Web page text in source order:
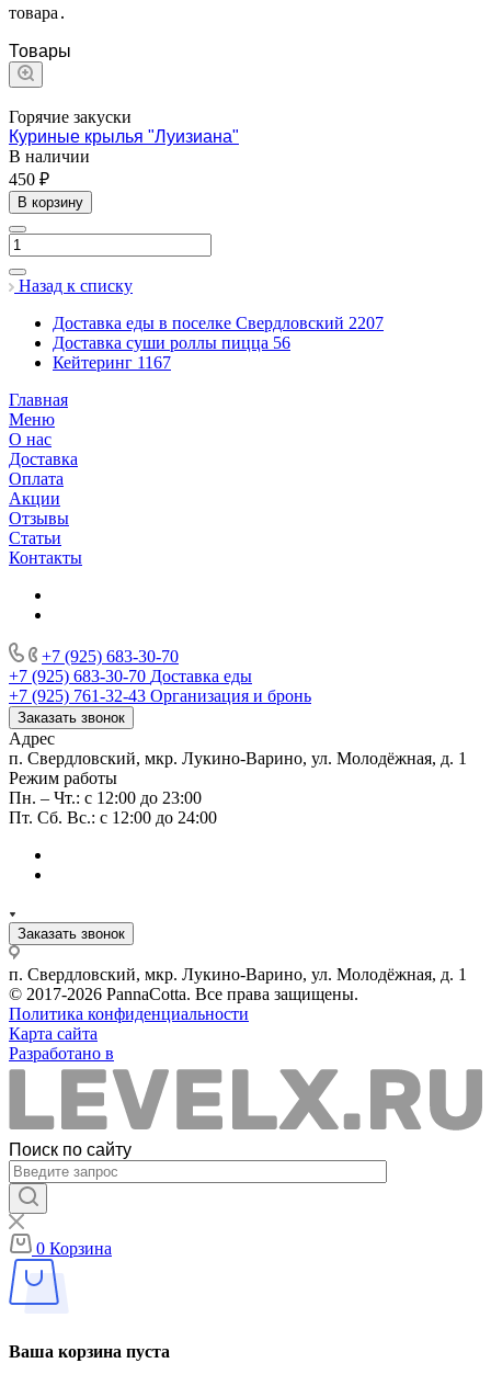
товара․
Товары
Горячие закуски
Куриные крылья "Луизиана"
В наличии
450 ₽
В корзину
Назад к списку
Доставка еды в поселке Свердловский 2207
Доставка суши роллы пицца 56
Кейтеринг 1167
Главная
Меню
О нас
Доставка
Оплата
Акции
Отзывы
Статьи
Контакты
+7 (925) 683-30-70
+7 (925) 683-30-70 Доставка еды
+7 (925) 761-32-43 Организация и бронь
Заказать звонок
Адрес
п. Свердловский, мкр. Лукино-Варино, ул. Молодёжная, д. 1
Режим работы
Пн. – Чт.: с 12:00 до 23:00
Пт. Сб. Вс.: с 12:00 до 24:00
Заказать звонок
п. Свердловский, мкр. Лукино-Варино, ул. Молодёжная, д. 1
© 2017-2026 PannaCotta. Все права защищены.
Политика конфиденциальности
Карта сайта
Разработано в
Поиск по сайту
0 Корзина
Ваша корзина пуста